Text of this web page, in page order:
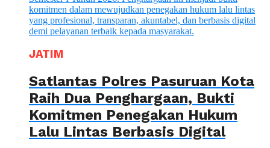
JATIM
Satlantas Polres Pasuruan Kota
Raih Dua Penghargaan, Bukti
Komitmen Penegakan Hukum
Lalu Lintas Berbasis Digital